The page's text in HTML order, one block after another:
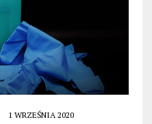
1 WRZEŚNIA 2020